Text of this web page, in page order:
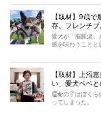
んのインスタグ
ントがフォローさ
LIFE』モデルの
そんな中岡さんに
た。そのブヒ愛
【取材】9歳
存。フレンチ
愛犬が「脳腫瘍」
感を味わうことと
たひとり。だか
ところが、フレ
症し、なんと4年7
きの年齢は13歳と
た。さらには、
いいます。
【取材】上沼
い」愛犬ベベと
運命の子はぼくら
ってしまった。